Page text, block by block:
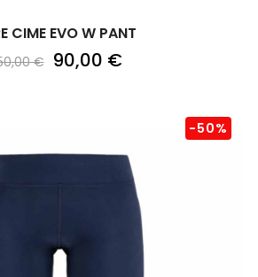
CIME EVO W PANT
€ 90,00 €
-50%